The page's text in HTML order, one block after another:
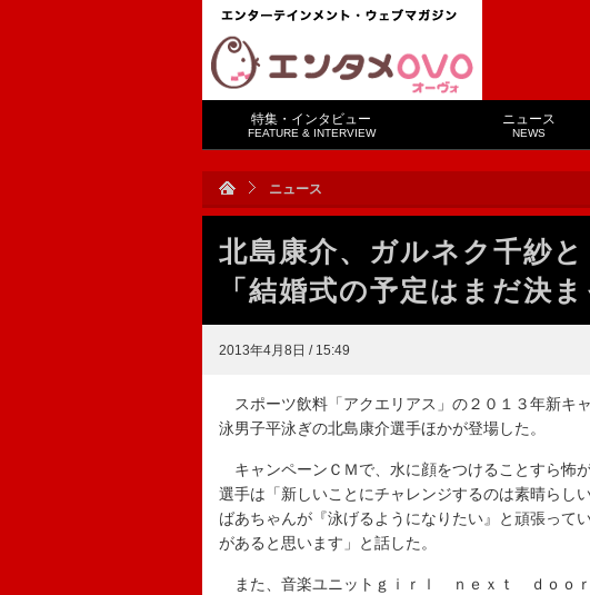
特集・インタビュー
FEATURE & INTERVIEW
ニュース
NEWS
ニュース
北島康介、ガルネク千紗
「結婚式の予定はまだ決
2013年4月8日 / 15:49
スポーツ飲料「アクエリアス」の２０１３年新キ
泳男子平泳ぎの北島康介選手ほかが登場した。
キャンペーンＣＭで、水に顔をつけることすら怖
選手は「新しいことにチャレンジするのは素晴らし
ばあちゃんが『泳げるようになりたい』と頑張って
があると思います」と話した。
また、音楽ユニットｇｉｒｌ ｎｅｘｔ ｄｏｏｒ